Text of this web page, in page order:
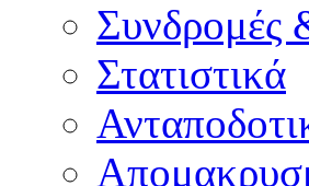
Συνδρομές
Στατιστικά